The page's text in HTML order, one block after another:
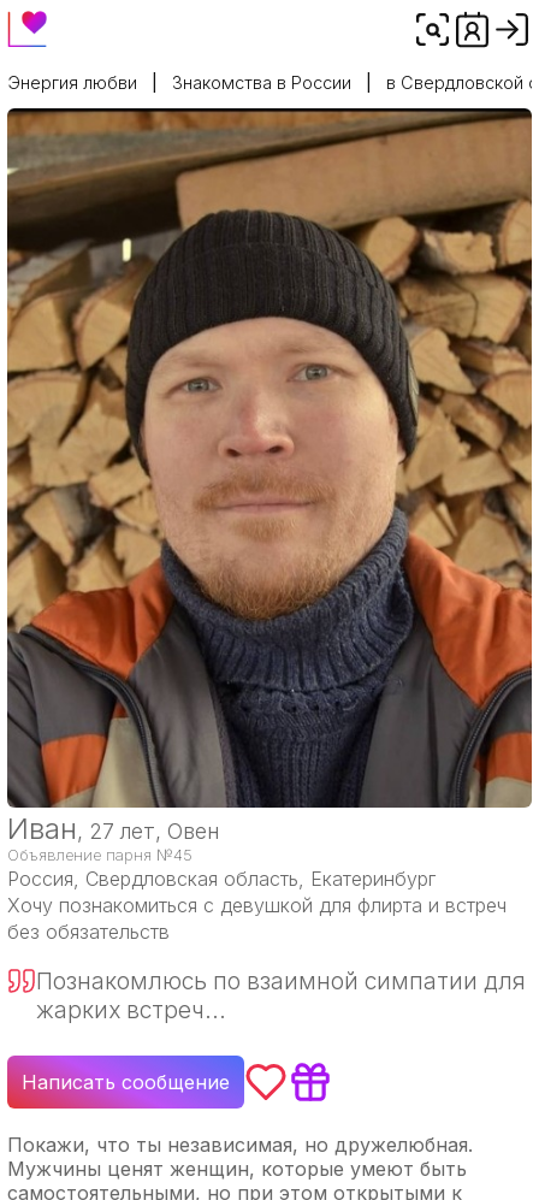
Энергия любви Знакомства в России в Свердловской
Иван, 27 лет, Овен
Объявление парня №45
Россия, Свердловская область, Екатеринбург
Хочу познакомиться с девушкой для флирта и встреч
без обязательств
Познакомлюсь по взаимной симпатии для
жарких встреч...
Написать сообщение
Покажи, что ты независимая, но дружелюбная.
Мужчины ценят женщин, которые умеют быть
самостоятельными, но при этом открытыми к